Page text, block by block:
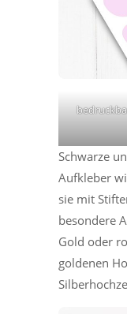
Schwarze
Aufkleber
sie mit
besondere
Gold oder
goldenen